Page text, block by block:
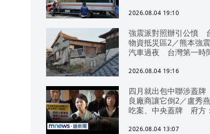
2026.08.04 19:10
強震派對照辦引公憤
物資抵災區2／熊本強
汽車過夜 台灣第一時
2026.08.04 19:16
四月就出包中聯涉蓋
良廠商讓它倒2／盧秀
吃案、中央蓋牌 府方
2026.08.04 13:07